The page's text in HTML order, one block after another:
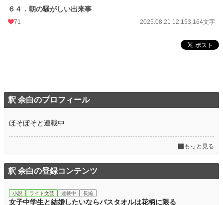
６４．朝の騒がしい出来事
71 2025.08.21 12:153,164文字
釈 余白のプロフィール
ほそぼそと連載中
もっと見る
釈 余白の登録コンテンツ
小説 ライト文芸 連載中 長編
女子中学生と結婚したいならバスタオルは花柄に限る